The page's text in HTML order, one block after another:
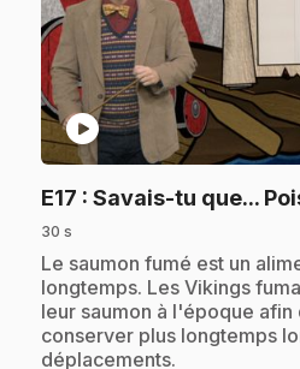
play_circle
E17 : Savais-tu que...
30 s
.Le saumon fumé est un
longtemps. Les Vikings
leur saumon à l'époque
conserver plus longtemps
déplacements.